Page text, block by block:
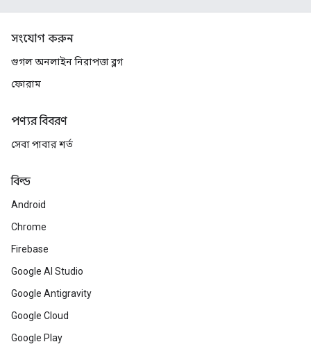
সংযোগ করুন
গুগল অনলাইন নিরাপত্তা ব্লগ
ফোরাম
পণ্যর বিবরণ
সেবা পাবার শর্ত
বিল্ড
Android
Chrome
Firebase
Google AI Studio
Google Antigravity
Google Cloud
Google Play